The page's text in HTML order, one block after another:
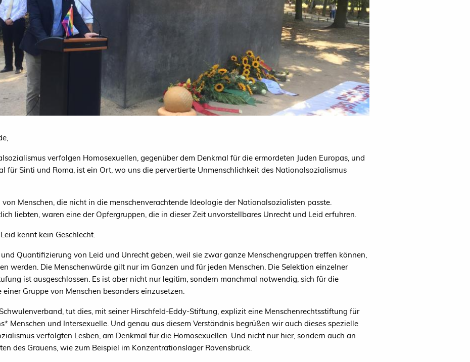
verfolgen Homosexuellen, gegenüber dem Denkmal für die ermordeten Juden Europas, und
für Sinti und Roma, ist ein Ort, wo uns die pervertierte Unmenschlichkeit des Nationalsozialismus
Menschen, die nicht in die menschenverachtende Ideologie der Nationalsozialisten passte.
liebten, waren eine der Opfergruppen, die in dieser Zeit unvorstellbares Unrecht und Leid erfuhren.
kennt kein Geschlecht.
Quantifizierung von Leid und Unrecht geben, weil sie zwar ganze Menschengruppen treffen können,
werden. Die Menschenwürde gilt nur im Ganzen und für jeden Menschen. Die Selektion einzelner
ist ausgeschlossen. Es ist aber nicht nur legitim, sondern manchmal notwendig, sich für die
Gruppe von Menschen besonders einzusetzen.
tut dies, mit seiner Hirschfeld-Eddy-Stiftung, explizit eine Menschenrechtsstiftung für
Menschen und Intersexuelle. Und genau aus diesem Verständnis begrüßen wir auch dieses spezielle
verfolgten Lesben, am Denkmal für die Homosexuellen. Und nicht nur hier, sondern auch an
des Grauens, wie zum Beispiel im Konzentrationslager Ravensbrück.